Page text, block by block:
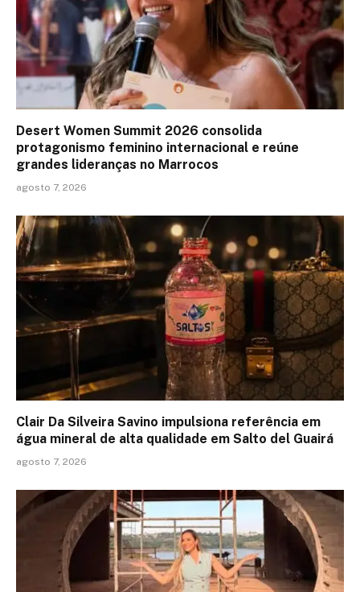
Desert Women Summit 2026 consolida
protagonismo feminino internacional e reúne
grandes lideranças no Marrocos
agosto 7, 2026
Clair Da Silveira Savino impulsiona referência em
água mineral de alta qualidade em Salto del Guairá
agosto 7, 2026